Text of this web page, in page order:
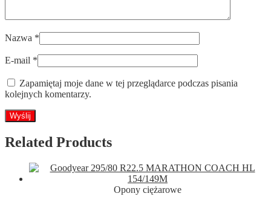
Nazwa *
E-mail *
Zapamiętaj moje dane w tej przeglądarce podczas pisania
kolejnych komentarzy.
Related Products
Opony ciężarowe